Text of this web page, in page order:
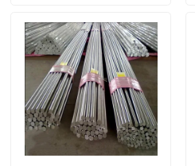
Bitte um ein Angebot
Edelstahl-Spule
Edelstahlstreifen